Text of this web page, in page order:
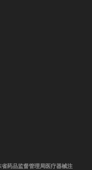
药品监督管理局医疗器械注